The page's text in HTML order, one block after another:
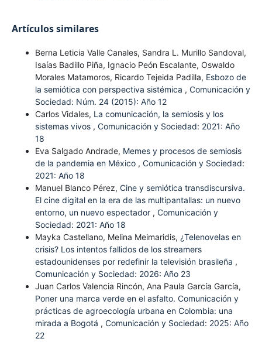
Artículos similares
Berna Leticia Valle Canales, Sandra L. Murillo Sandoval,
Isaías Badillo Piña, Ignacio Peón Escalante, Oswaldo
Morales Matamoros, Ricardo Tejeida Padilla, Esbozo de
la semiótica con perspectiva sistémica , Comunicación y
Sociedad: Núm. 24 (2015): Año 12
Carlos Vidales, La comunicación, la semiosis y los
sistemas vivos , Comunicación y Sociedad: 2021: Año
18
Eva Salgado Andrade, Memes y procesos de semiosis
de la pandemia en México , Comunicación y Sociedad:
2021: Año 18
Manuel Blanco Pérez, Cine y semiótica transdiscursiva.
El cine digital en la era de las multipantallas: un nuevo
entorno, un nuevo espectador , Comunicación y
Sociedad: 2021: Año 18
Mayka Castellano, Melina Meimaridis, ¿Telenovelas en
crisis? Los intentos fallidos de los streamers
estadounidenses por redefinir la televisión brasileña ,
Comunicación y Sociedad: 2026: Año 23
Juan Carlos Valencia Rincón, Ana Paula García García,
Poner una marca verde en el asfalto. Comunicación y
prácticas de agroecología urbana en Colombia: una
mirada a Bogotá , Comunicación y Sociedad: 2025: Año
22